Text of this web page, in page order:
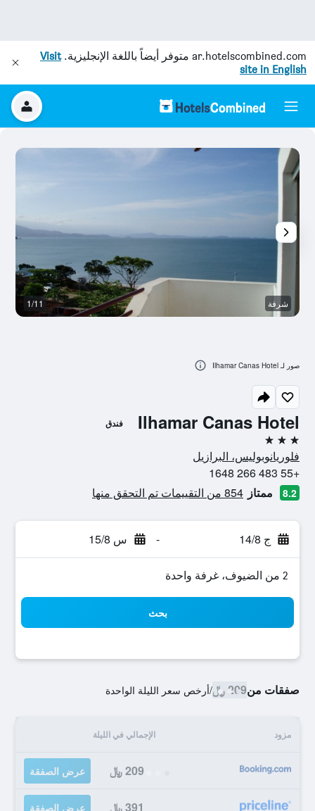
ar.hotelscombined.com متوفر أيضاً باللغة الإنجليزية.Visit
site in English
Ilhamar Canas Hotel فندق
3 نجوم
فلوريانوبوليس، البرازيل
+55 483 266 1648
8.2 ممتاز 854 من التقييمات تم التحقق منها
ج 14/8 - س 15/8
2 من الضيوف، غرفة واحدة
بحث
صفقات من209 ﷼ /أرخص سعر الليلة الواحدة
مزود الإجمالي في الليلة
209 ﷼ عرض الصفقة
391 ﷼ عرض الصفقة
شرفة 1/11
صور لـ Ilhamar Canas Hotel